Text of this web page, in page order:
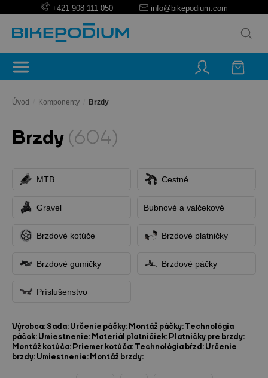
+421 908 111 050 info@bikepodium.com
Úvod Komponenty Brzdy
Brzdy(604)
MTB Cestné
Gravel Bubnové a valčekové
Brzdové kotúče Brzdové platničky
Brzdové gumičky Brzdové páčky
Príslušenstvo
Výrobca:Sada:Určenie páčky:Montáž páčky:Technológia
páčok:Umiestnenie:Materiál platničiek:Platničky pre brzdy:
Montáž kotúča:Priemer kotúča:Technológia bŕzd:Určenie
brzdy:Umiestnenie:Montáž brzdy: